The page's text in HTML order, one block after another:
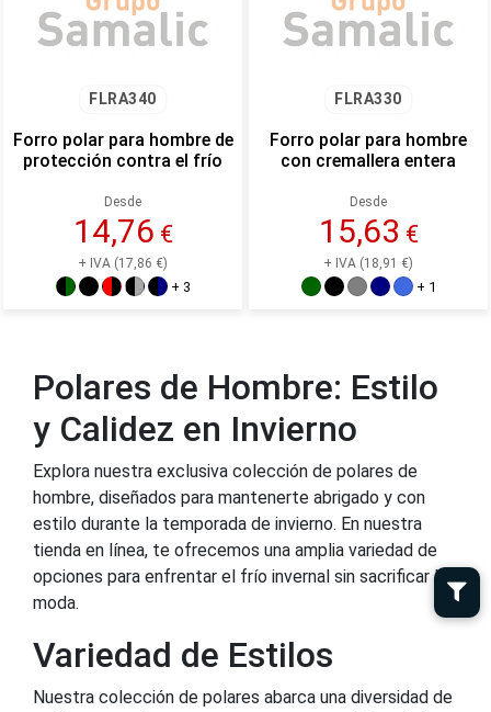
FLRA340
Forro polar para hombre de
protección contra el frío
Desde
14,76 €
+ IVA (17,86 €)
+ 3
FLRA330
Forro polar para hombre
con cremallera entera
Desde
15,63 €
+ IVA (18,91 €)
+ 1
Polares de Hombre: Estilo
y Calidez en Invierno
Explora nuestra exclusiva colección de polares de
hombre, diseñados para mantenerte abrigado y con
estilo durante la temporada de invierno. En nuestra
tienda en línea, te ofrecemos una amplia variedad de
opciones para enfrentar el frío invernal sin sacrificar la
moda.
Variedad de Estilos
Nuestra colección de polares abarca una diversidad de